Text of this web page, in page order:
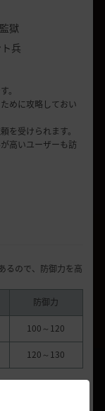
獄
兵
。
めに攻略しておい
を受けられます。
高いユーザーも訪
るので、防御力を高
防御力
100～120
120～130